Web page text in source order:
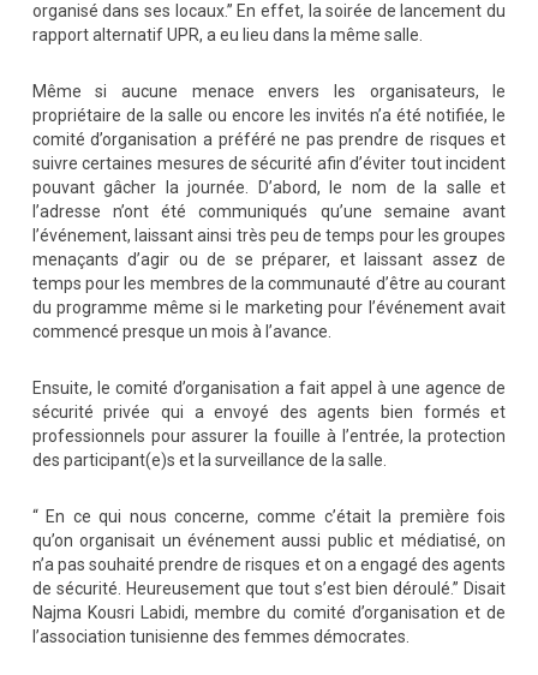
organisé dans ses locaux.” En effet, la soirée de lancement du
rapport alternatif UPR, a eu lieu dans la même salle.
Même si aucune menace envers les organisateurs, le
propriétaire de la salle ou encore les invités n’a été notifiée, le
comité d’organisation a préféré ne pas prendre de risques et
suivre certaines mesures de sécurité afin d’éviter tout incident
pouvant gâcher la journée. D’abord, le nom de la salle et
l’adresse n’ont été communiqués qu’une semaine avant
l’événement, laissant ainsi très peu de temps pour les groupes
menaçants d’agir ou de se préparer, et laissant assez de
temps pour les membres de la communauté d’être au courant
du programme même si le marketing pour l’événement avait
commencé presque un mois à l’avance.
Ensuite, le comité d’organisation a fait appel à une agence de
sécurité privée qui a envoyé des agents bien formés et
professionnels pour assurer la fouille à l’entrée, la protection
des participant(e)s et la surveillance de la salle.
“ En ce qui nous concerne, comme c’était la première fois
qu’on organisait un événement aussi public et médiatisé, on
n’a pas souhaité prendre de risques et on a engagé des agents
de sécurité. Heureusement que tout s’est bien déroulé.” Disait
Najma Kousri Labidi, membre du comité d’organisation et de
l’association tunisienne des femmes démocrates.